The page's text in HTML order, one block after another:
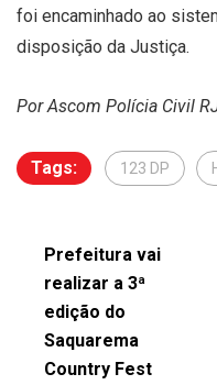
foi encaminhado ao
disposição da Justiça.
Por Ascom Polícia Civil
Tags: 123 DP
Prefeitura vai
realizar a 3ª
edição do
Saquarema
Country Fest